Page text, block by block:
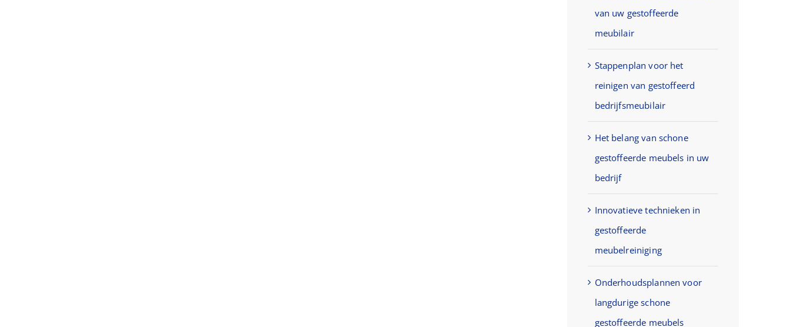
van uw gestoffeerde
meubilair
Stappenplan voor het
reinigen van gestoffeerd
bedrijfsmeubilair
Het belang van schone
gestoffeerde meubels in uw
bedrijf
Innovatieve technieken in
gestoffeerde
meubelreiniging
Onderhoudsplannen voor
langdurige schone
gestoffeerde meubels